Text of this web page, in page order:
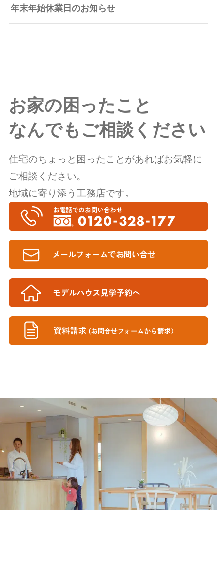
年末年始休業日のお知らせ
お家の困ったこと
なんでもご相談ください
住宅のちょっと困ったことがあればお気軽に
ご相談ください。
地域に寄り添う工務店です。